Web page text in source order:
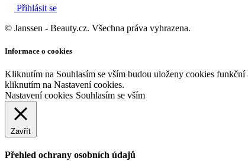
Přihlásit se
© Janssen - Beauty.cz. Všechna práva vyhrazena.
Informace o cookies
Kliknutím na Souhlasím se vším budou uloženy cookies
kliknutím na Nastavení cookies.
Nastavení cookies Souhlasím se vším
Zavřít
Přehled ochrany osobních údajů